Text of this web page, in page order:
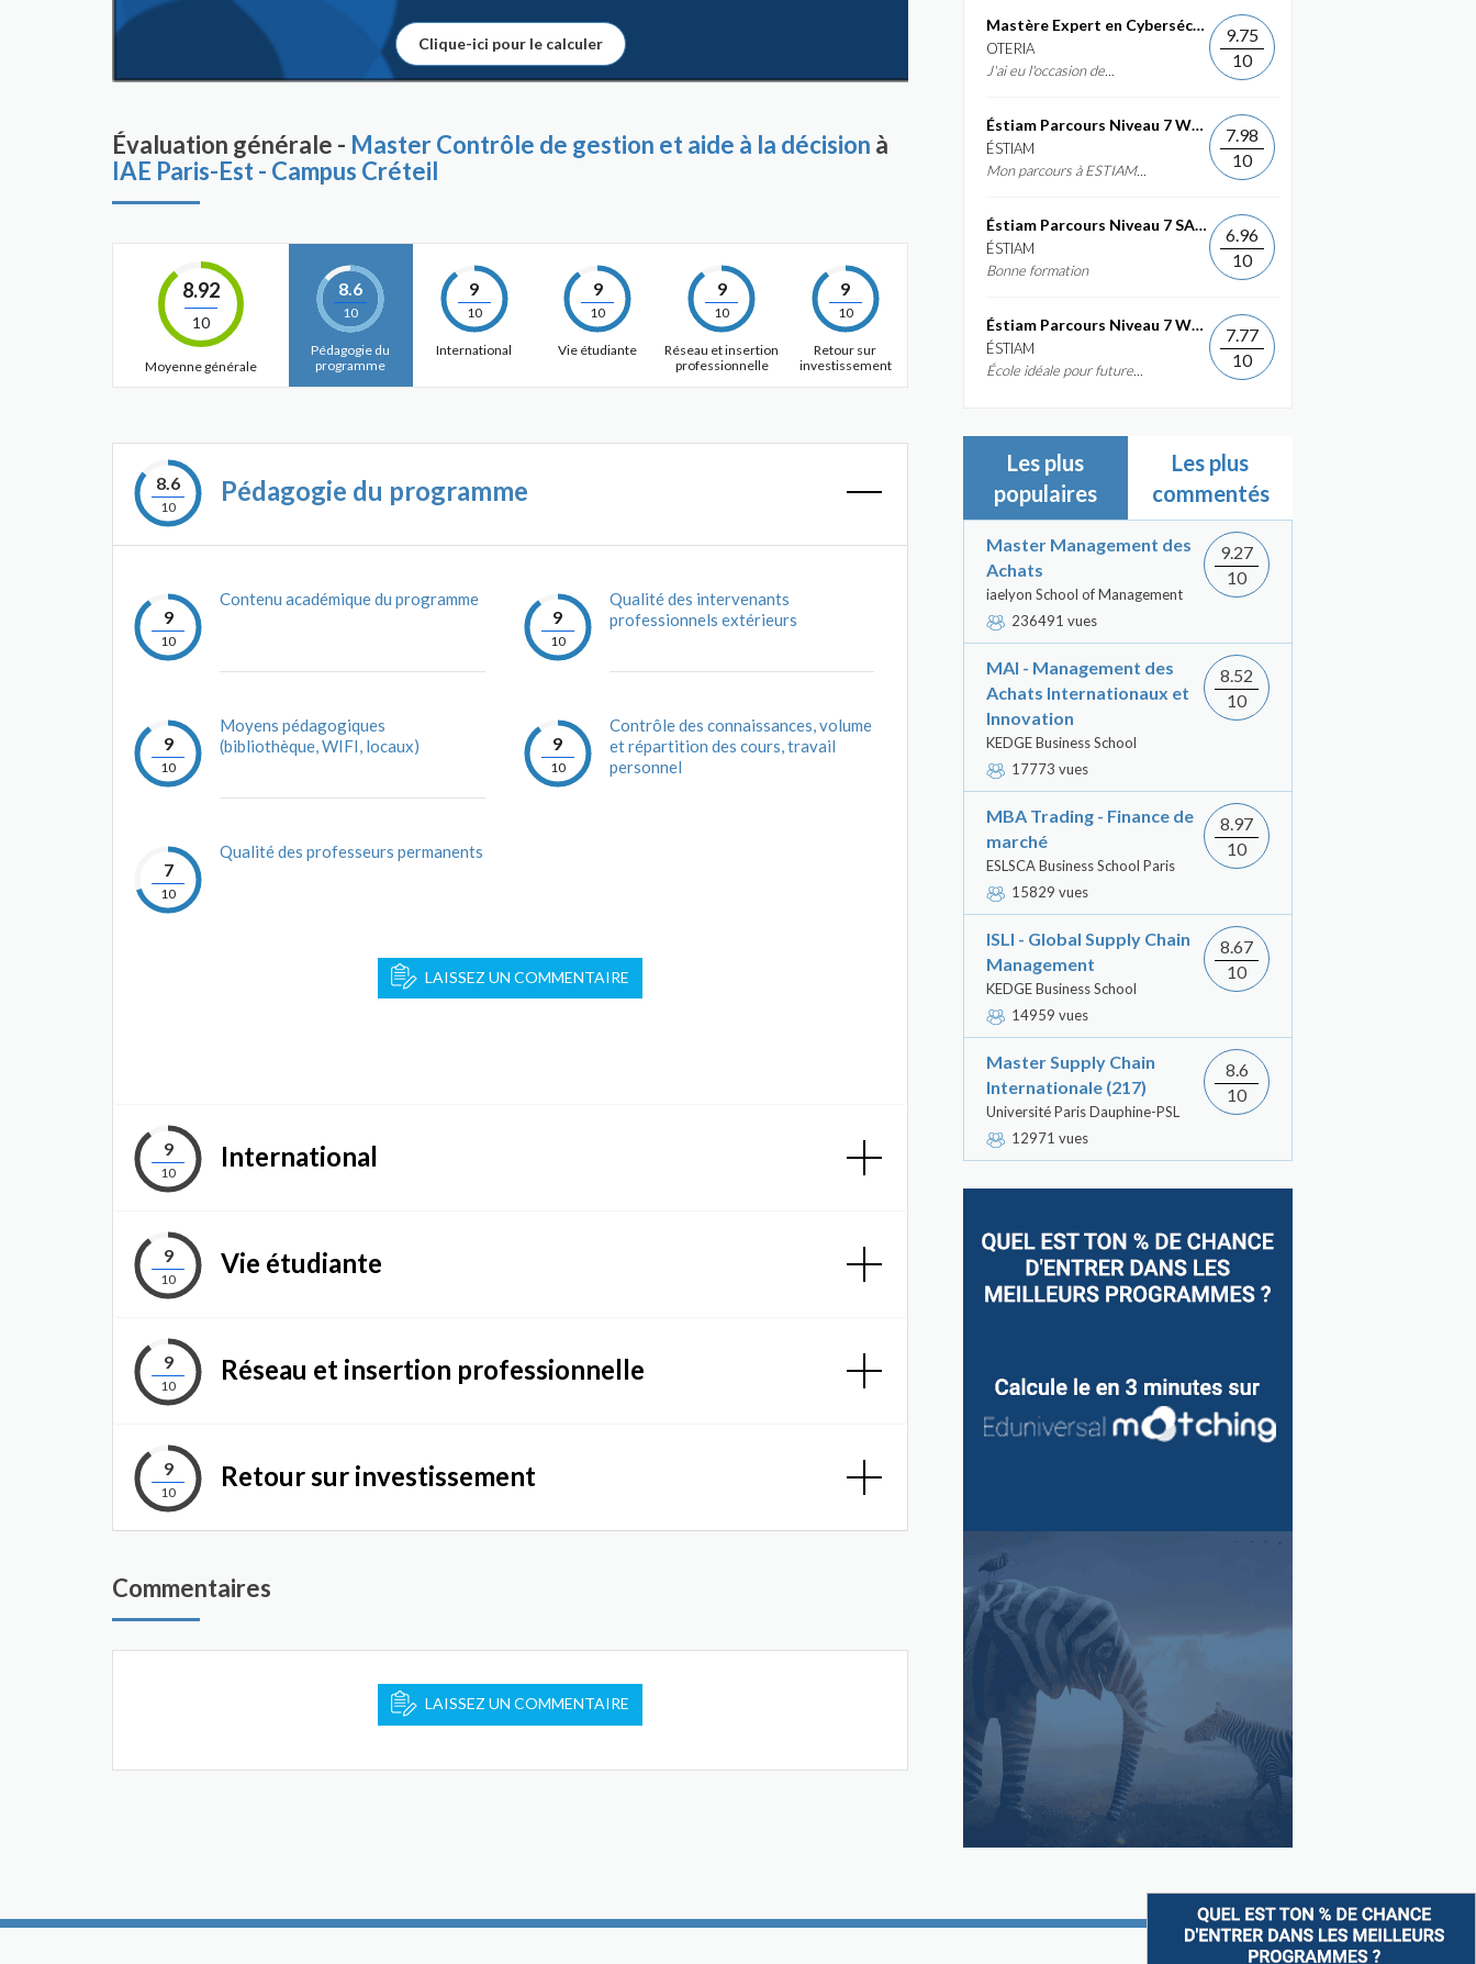
Clique-ici pour le calculer
Évaluation générale - Master Contrôle de gestion et aide à la décision à
IAE Paris-Est - Campus Créteil
8.92
10
Moyenne générale
8.6
10
Pédagogie du
programme
9
10
International
9
10
Vie étudiante
9
10
Réseau et insertion
professionnelle
9
10
Retour sur
investissement
8.6
10
Pédagogie du programme
9
10
Contenu académique du programme
9
10
Moyens pédagogiques
(bibliothèque, WIFI, locaux)
7
10
Qualité des professeurs permanents
9
10
Qualité des intervenants
professionnels extérieurs
9
10
Contrôle des connaissances, volume
et répartition des cours, travail
personnel
LAISSEZ UN COMMENTAIRE
9
10
International
9
10
Vie étudiante
9
10
Réseau et insertion professionnelle
9
10
Retour sur investissement
Commentaires
LAISSEZ UN COMMENTAIRE
Mastère Expert en Cybersécurité
OTERIA
J'ai eu l'occasion de...
9.75
10
Éstiam Parcours Niveau 7 Web &...
ÉSTIAM
Mon parcours à ESTIAM...
7.98
10
Éstiam Parcours Niveau 7 SAP ERP...
ÉSTIAM
Bonne formation
6.96
10
Éstiam Parcours Niveau 7 Web &...
ÉSTIAM
École idéale pour future...
7.77
10
Les plus
populaires
Les plus
commentés
Master Management des
Achats
iaelyon School of Management
236491 vues
9.27
10
MAI - Management des
Achats Internationaux et
Innovation
KEDGE Business School
17773 vues
8.52
10
MBA Trading - Finance de
marché
ESLSCA Business School Paris
15829 vues
8.97
10
ISLI - Global Supply Chain
Management
KEDGE Business School
14959 vues
8.67
10
Master Supply Chain
Internationale (217)
Université Paris Dauphine-PSL
12971 vues
8.6
10